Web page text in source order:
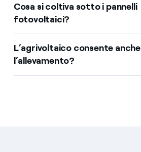
Cosa si coltiva sotto i pannelli
fotovoltaici?
L’agrivoltaico consente anche
l’allevamento?